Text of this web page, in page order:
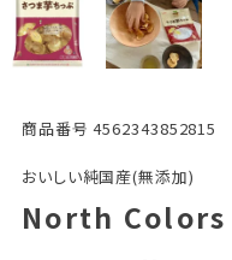
商品番号 4562343852815
おいしい純国産(無添加)
North Colors